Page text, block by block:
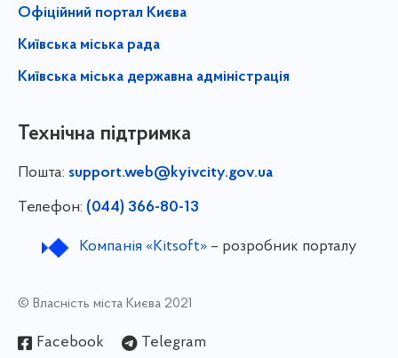
Офіційний портал Києва
Київська міська рада
Київська міська державна адміністрація
Технічна підтримка
Пошта: support.web@kyivcity.gov.ua
Телефон: (044) 366-80-13
Компанія «Kitsoft»– розробник порталу
© Власність міста Києва 2021
Facebook Telegram